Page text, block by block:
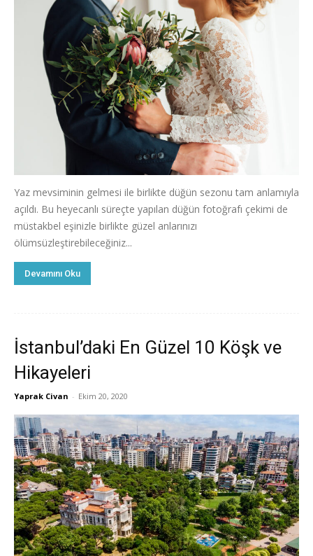
Yaz mevsiminin gelmesi ile birlikte düğün sezonu tam anlamıyla
açıldı. Bu heyecanlı süreçte yapılan düğün fotoğrafı çekimi de
müstakbel eşinizle birlikte güzel anlarınızı
ölümsüzleştirebileceğiniz...
Devamını Oku
İstanbul’daki En Güzel 10 Köşk ve
Hikayeleri
Yaprak Civan - Ekim 20, 2020